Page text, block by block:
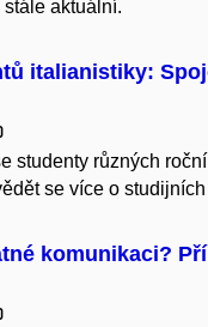
aktuální.
italianistiky:
studenty různých
se více o
komunikaci?